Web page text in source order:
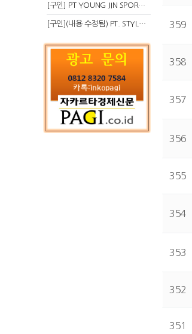
[구인] PT YOUNG JIN SPORT INDONESIA
[구인](내용 수정됨) PT. STYLE KOREAN INDONESIA (스타일 코리안 인도네시아) 359
358
357
356
355
354
353
352
351